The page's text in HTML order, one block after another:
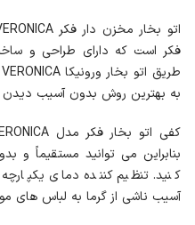
فکر است که دارای طراحی و
به بهترین روش بدون آسیب دیدن
بنابراین می توانید مستقیماً و
کنید. تنظیم کننده دمای
آسیب ناشی از گرما به لباس های